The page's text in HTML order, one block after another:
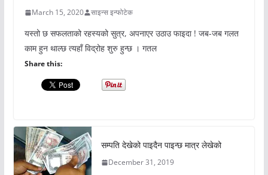
March 15, 2020 साइन्स इन्फोटेक
यस्तो छ सफलताको रहस्यको सुत्र, अपनाएर उठाउ फाइदा ! जब-जब गलत
काम हुन थाल्छ त्यहाँ विद्रोह शुरु हुन्छ । गतल
Share this:
सम्पति देखेको पाइदैन पाइन्छ मात्र लेखेको
December 31, 2019